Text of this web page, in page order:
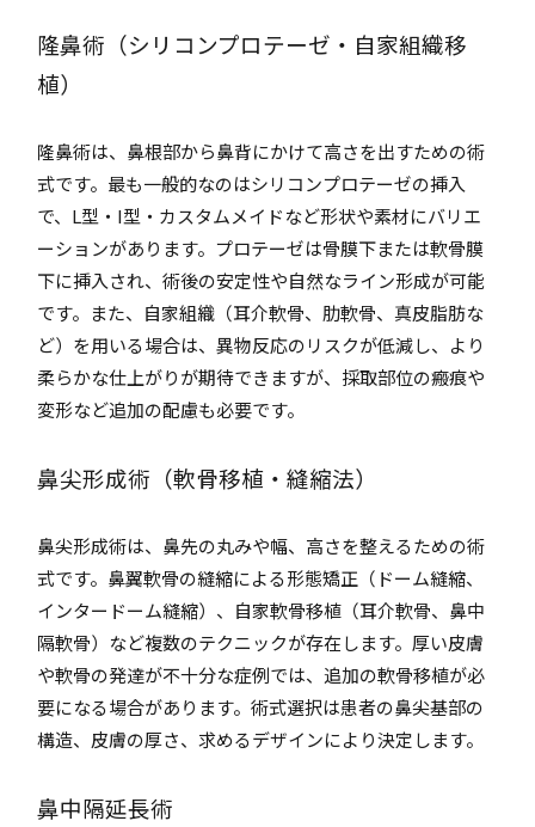
隆鼻術（シリコンプロテーゼ・自家組織移
植）
隆鼻術は、鼻根部から鼻背にかけて高さを出すための術
式です。最も一般的なのはシリコンプロテーゼの挿入
で、L型・I型・カスタムメイドなど形状や素材にバリエ
ーションがあります。プロテーゼは骨膜下または軟骨膜
下に挿入され、術後の安定性や自然なライン形成が可能
です。また、自家組織（耳介軟骨、肋軟骨、真皮脂肪な
ど）を用いる場合は、異物反応のリスクが低減し、より
柔らかな仕上がりが期待できますが、採取部位の瘢痕や
変形など追加の配慮も必要です。
鼻尖形成術（軟骨移植・縫縮法）
鼻尖形成術は、鼻先の丸みや幅、高さを整えるための術
式です。鼻翼軟骨の縫縮による形態矯正（ドーム縫縮、
インタードーム縫縮）、自家軟骨移植（耳介軟骨、鼻中
隔軟骨）など複数のテクニックが存在します。厚い皮膚
や軟骨の発達が不十分な症例では、追加の軟骨移植が必
要になる場合があります。術式選択は患者の鼻尖基部の
構造、皮膚の厚さ、求めるデザインにより決定します。
鼻中隔延長術